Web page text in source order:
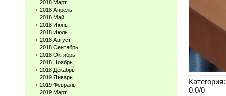
2018 Март
2018 Апрель
2018 Май
2018 Июнь
2018 Июль
2018 Август
2018 Сентябрь
2018 Октябрь
2018 Ноябрь
2018 Декабрь
2019 Январь
2019 Февраль
2019 Март
Категория:
0.0/0